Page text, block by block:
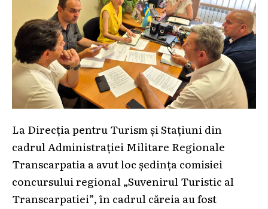
La Direcția pentru Turism și Stațiuni din
cadrul Administrației Militare Regionale
Transcarpatia a avut loc ședința comisiei
concursului regional „Suvenirul Turistic al
Transcarpatiei”, în cadrul căreia au fost